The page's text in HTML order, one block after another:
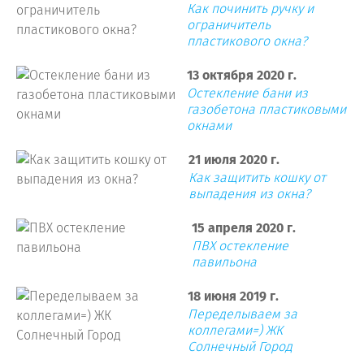
Как починить ручку и
ограничитель
пластикового окна?
13 октября 2020 г.
Остекление бани из
газобетона пластиковыми
окнами
21 июля 2020 г.
Как защитить кошку от
выпадения из окна?
15 апреля 2020 г.
ПВХ остекление
павильона
18 июня 2019 г.
Переделываем за
коллегами=) ЖК
Солнечный Город